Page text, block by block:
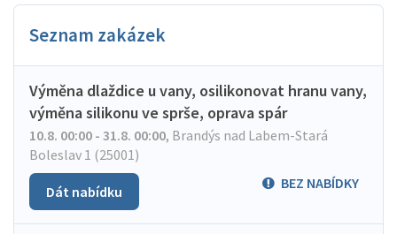
Seznam zakázek
Výměna dlaždice u vany, osilikonovat hranu vany,
výměna silikonu ve sprše, oprava spár
10.8. 00:00 - 31.8. 00:00, Brandýs nad Labem-Stará
Boleslav 1 (25001)
BEZ NABÍDKY
Dát nabídku